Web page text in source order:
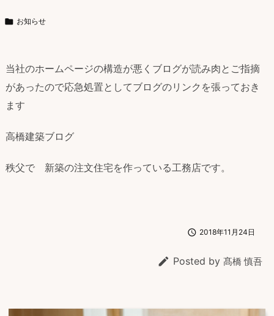
 お知らせ
当社のホームページの構造が悪く ブログが読み肉とご指摘
があったので応急処置としてブログのリンク を張っておき
ます
高橋建築ブログ
秩父で 新築の注文住宅を作っている工務店です。
 2018年11月24日
 Posted by 髙橋 慎吾